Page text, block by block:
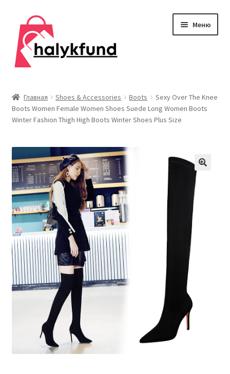
Перейти
навигации
Перейти
содержимому
Меню
меню
Главная
Контакты
Дом и сад
Одежда
Публикации
Главная Shoes & Accessories Boots
Sexy Over The Knee
Boots Women Female Women Shoes Suede Long Women Boots
Winter Fashion Thigh High Boots Winter Shoes Plus Size